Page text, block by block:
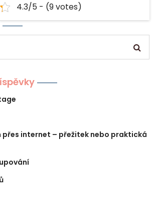
4.3/5 - (9 votes)
přes internet – přežitek nebo praktická